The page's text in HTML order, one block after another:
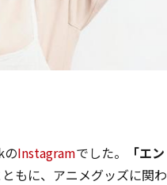
のInstagramでした。
「エン
もに、アニメグッズに関わ